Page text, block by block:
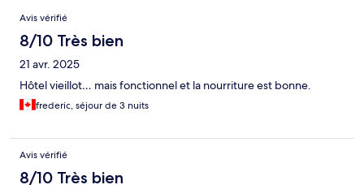
Avis
Avis vérifié
8/10 Très bien
21 avr. 2025
Hôtel vieillot… mais fonctionnel et la nourriture est bonne.
frederic, séjour de 3 nuits
Avis vérifié
8/10 Très bien